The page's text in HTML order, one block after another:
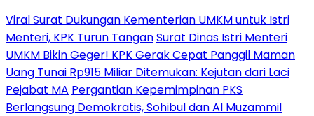
Viral Surat Dukungan Kementerian UMKM untuk Istri
Menteri, KPK Turun TanganSurat Dinas Istri Menteri
UMKM Bikin Geger! KPK Gerak Cepat Panggil Maman
Uang Tunai Rp915 Miliar Ditemukan: Kejutan dari Laci
Pejabat MA Pergantian Kepemimpinan PKS
Berlangsung Demokratis, Sohibul dan Al Muzammil